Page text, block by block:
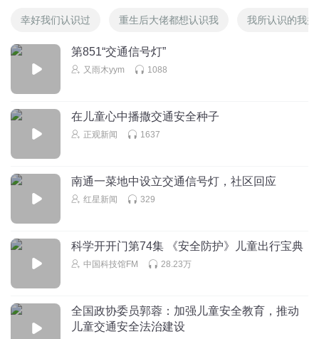
幸好我们认识过 重生后大佬都想认识我 我所认识的我
第851“交通信号灯”
又雨木yym 1088
在儿童心中播撒交通安全种子
正观新闻 1637
南通一菜地中设立交通信号灯，社区回应
红星新闻 329
科学开开门第74集 《安全防护》儿童出行宝典
中国科技馆FM 28.23万
全国政协委员郭蓉：加强儿童安全教育，推动
儿童交通安全法治建设